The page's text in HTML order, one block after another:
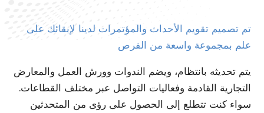
تم تصميم تقويم الأحداث والمؤتمرات لدينا لإبقائك على
علم بمجموعة واسعة من الفرص
يتم تحديثه بانتظام، ويضم الندوات وورش العمل والمعارض
التجارية القادمة وفعاليات التواصل عبر مختلف القطاعات.
سواء كنت تتطلع إلى الحصول على رؤى من المتحدثين